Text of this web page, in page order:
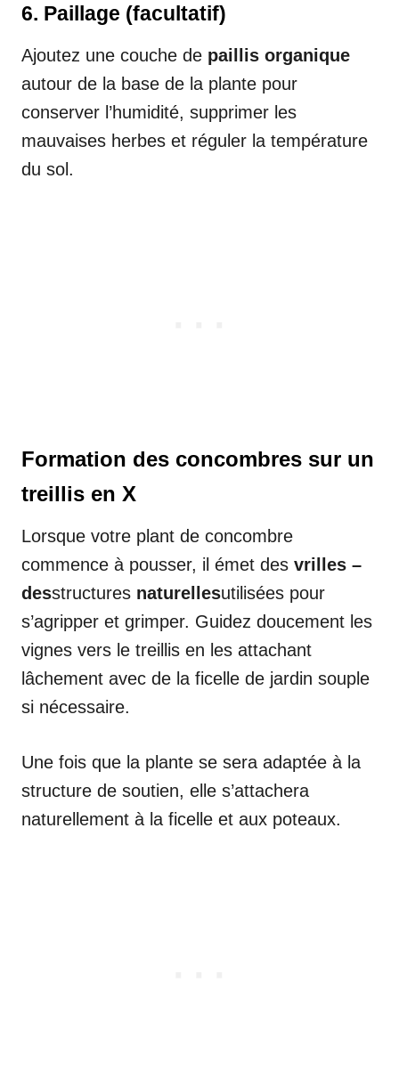
6. Paillage (facultatif)
Ajoutez une couche de paillis organique
autour de la base de la plante pour
conserver l’humidité, supprimer les
mauvaises herbes et réguler la température
du sol.
Formation des concombres sur un
treillis en X
Lorsque votre plant de concombre
commence à pousser, il émet des vrilles –
desstructures naturellesutilisées pour
s’agripper et grimper. Guidez doucement les
vignes vers le treillis en les attachant
lâchement avec de la ficelle de jardin souple
si nécessaire.
Une fois que la plante se sera adaptée à la
structure de soutien, elle s’attachera
naturellement à la ficelle et aux poteaux.